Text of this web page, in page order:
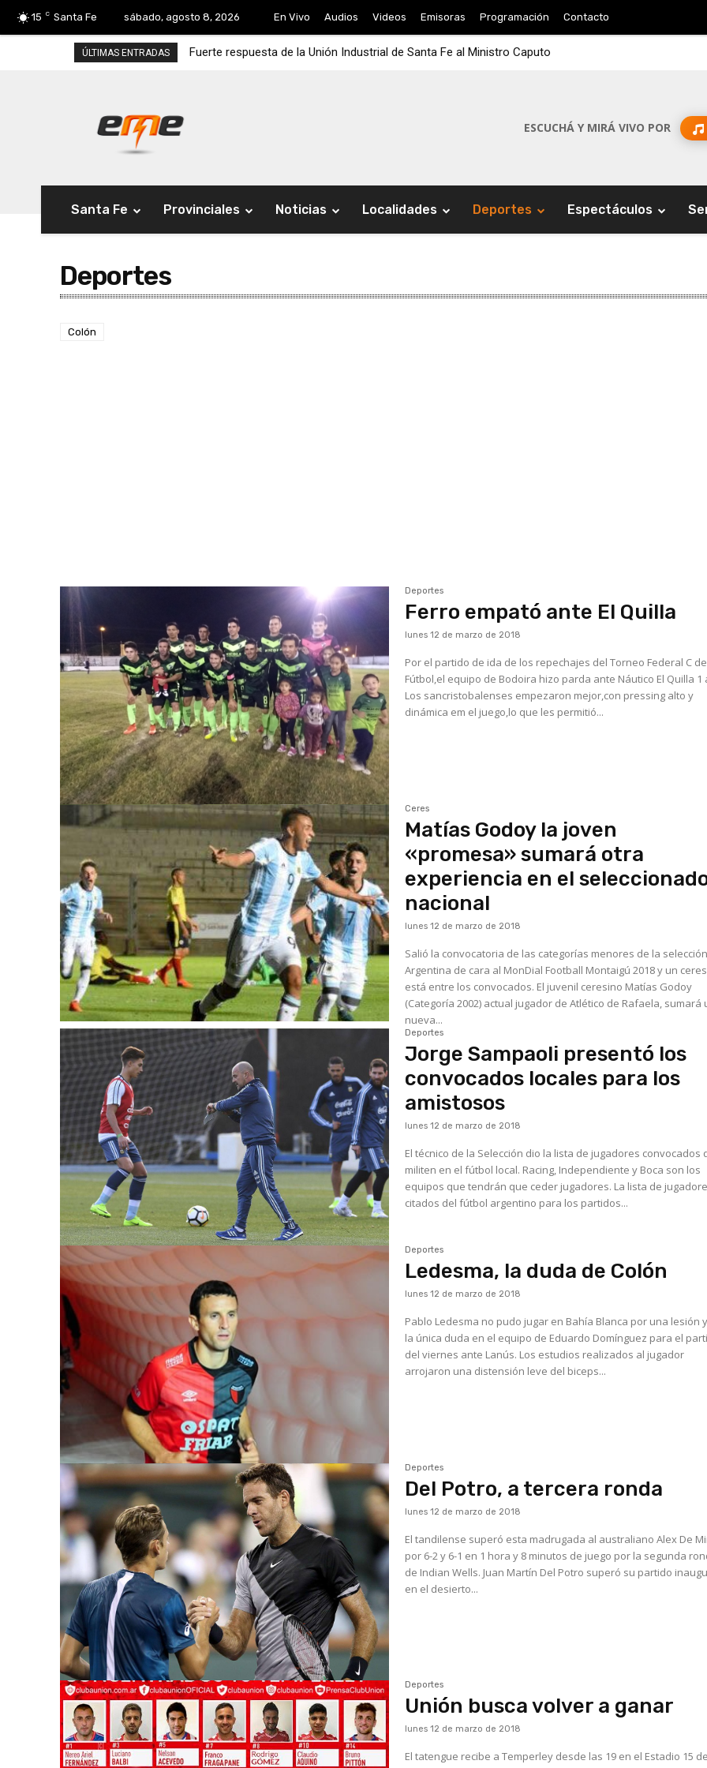
15 C Santa Fe sábado, agosto 8, 2026 En Vivo Audios Videos Emisoras Programación Contacto
ÚLTIMAS ENTRADAS Fuerte respuesta de la Unión Industrial de Santa Fe al Ministro Caputo
ESCUCHÁ Y MIRÁ VIVO POR
Santa Fe Provinciales Noticias Localidades Deportes Espectáculos
Deportes
Colón
Deportes
Ferro empató ante El Quilla
lunes 12 de marzo de 2018
Por el partido de ida de los repechajes del Torneo Federal C de
Fútbol,el equipo de Bodoira hizo parda ante Náutico El Quilla 1
Los sancristobalenses empezaron mejor,con pressing alto y
dinámica em el juego,lo que les permitió...
Ceres
Matías Godoy la joven
«promesa» sumará otra
experiencia en el
nacional
lunes 12 de marzo de 2018
Salió la convocatoria de las categorías menores de la selección
Argentina de cara al MonDial Football Montaigú 2018 y un
está entre los convocados. El juvenil ceresino Matías Godoy
(Categoría 2002) actual jugador de Atlético de Rafaela, sumará
nueva...
Deportes
Jorge Sampaoli presentó los
convocados locales para los
amistosos
lunes 12 de marzo de 2018
El técnico de la Selección dio la lista de jugadores convocados
militen en el fútbol local. Racing, Independiente y Boca son los
equipos que tendrán que ceder jugadores. La lista de jugadores
citados del fútbol argentino para los partidos...
Deportes
Ledesma, la duda de Colón
lunes 12 de marzo de 2018
Pablo Ledesma no pudo jugar en Bahía Blanca por una lesión
la única duda en el equipo de Eduardo Domínguez para el
del viernes ante Lanús. Los estudios realizados al jugador
arrojaron una distensión leve del biceps...
Deportes
Del Potro, a tercera ronda
lunes 12 de marzo de 2018
El tandilense superó esta madrugada al australiano Alex De
por 6-2 y 6-1 en 1 hora y 8 minutos de juego por la segunda
de Indian Wells. Juan Martín Del Potro superó su partido inaugural
en el desierto...
Deportes
Unión busca volver a ganar
lunes 12 de marzo de 2018
El tatengue recibe a Temperley desde las 19 en el Estadio 15 de